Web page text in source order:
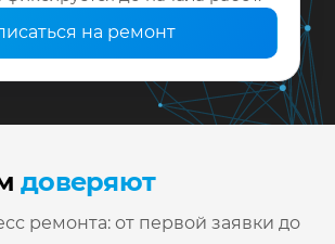
на ремонт
доверяют
ремонта: от первой заявки до